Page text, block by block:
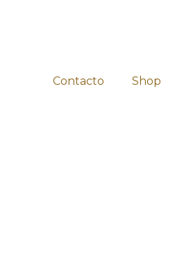
Contacto Shop